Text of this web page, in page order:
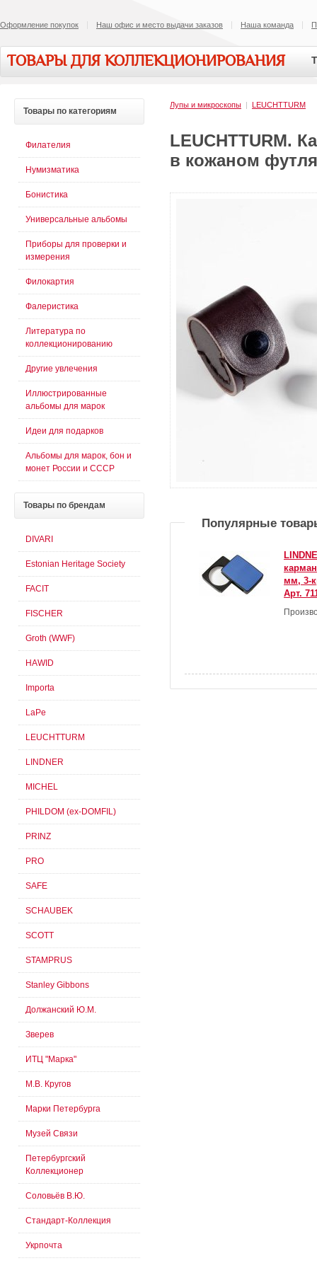
Оформление покупок Наш офис и место выдачи заказов Наша команда
ТОВАРЫ ДЛЯ КОЛЛЕКЦИОНИРОВАНИЯ
Лупы и микроскопы | LEUCHTTURM
LEUCHTTURM.
в кожаном
Популярные
мм, 3-
Арт.
Товары по категориям
Филателия
Нумизматика
Бонистика
Универсальные альбомы
Приборы для проверки и
измерения
Филокартия
Фалеристика
Литература по
коллекционированию
Другие увлечения
Иллюстрированные
альбомы для марок
Идеи для подарков
Альбомы для марок, бон и
монет России и СССР
Товары по брендам
DIVARI
Estonian Heritage Society
FACIT
FISCHER
Groth (WWF)
HAWID
Importa
LaPe
LEUCHTTURM
LINDNER
MICHEL
PHILDOM (ex-DOMFIL)
PRINZ
PRO
SAFE
SCHAUBEK
SCOTT
STAMPRUS
Stanley Gibbons
Должанский Ю.М.
Зверев
ИТЦ "Марка"
М.В. Кругов
Марки Петербурга
Музей Связи
Петербургский
Коллекционер
Соловьёв В.Ю.
Стандарт-Коллекция
Укрпочта